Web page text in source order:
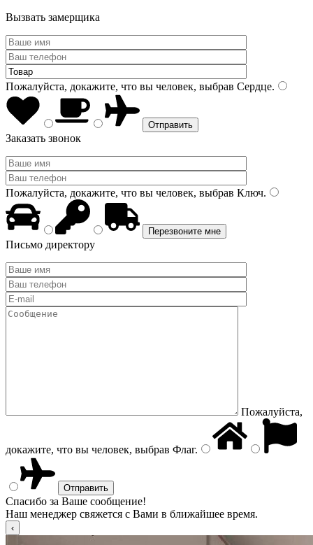
Вызвать замерщика
Пожалуйста, докажите, что вы человек, выбрав Сердце.
Заказать звонок
Пожалуйста, докажите, что вы человек, выбрав Ключ.
Письмо директору
Пожалуйста,
докажите, что вы человек, выбрав Флаг.
Спасибо за Ваше сообщение!
Наш менеджер свяжется с Вами в ближайшее время.